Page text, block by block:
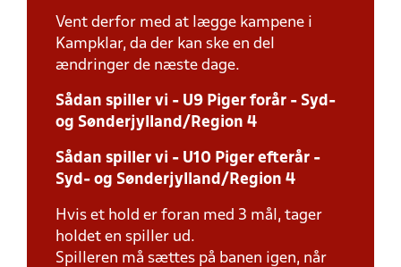
Vent derfor med at lægge kampene i
Kampklar, da der kan ske en del
ændringer de næste dage.
Sådan spiller vi - U9 Piger forår - Syd-
og Sønderjylland/Region 4
Sådan spiller vi - U10 Piger efterår -
Syd- og Sønderjylland/Region 4
Hvis et hold er foran med 3 mål, tager
holdet en spiller ud.
Spilleren må sættes på banen igen, når